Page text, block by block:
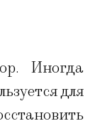
Иногда
для